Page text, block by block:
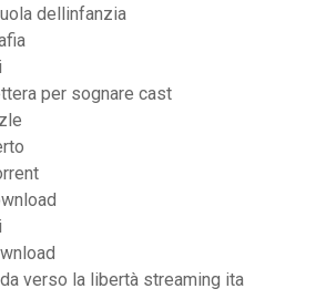
dellinfanzia
per sognare cast
verso la libertà streaming ita